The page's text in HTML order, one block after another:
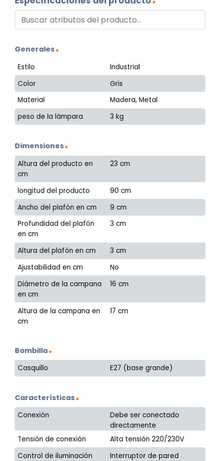
Generales
Estilo
Industrial
Color
Gris
Material
Madera, Metal
peso de la lámpara
3 kg
Dimensiones
Altura del producto en
cm
23 cm
longitud del producto
90 cm
Ancho del plafón en cm
9 cm
Profundidad del plafón
en cm
3 cm
Altura del plafón en cm
3 cm
Ajustabilidad en cm
No
Diámetro de la campana
en cm
16 cm
Altura de la campana en
cm
17 cm
Bombilla
Casquillo E27 (base grande)
Características
Conexión
Debe ser conectado
directamente
Tensión de conexión
Alta tensión 220/230V
Control de iluminación
Interruptor de pared